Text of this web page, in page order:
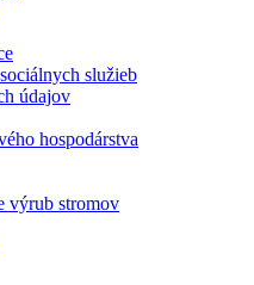
služieb
údajov
hospodárstva
výrub stromov